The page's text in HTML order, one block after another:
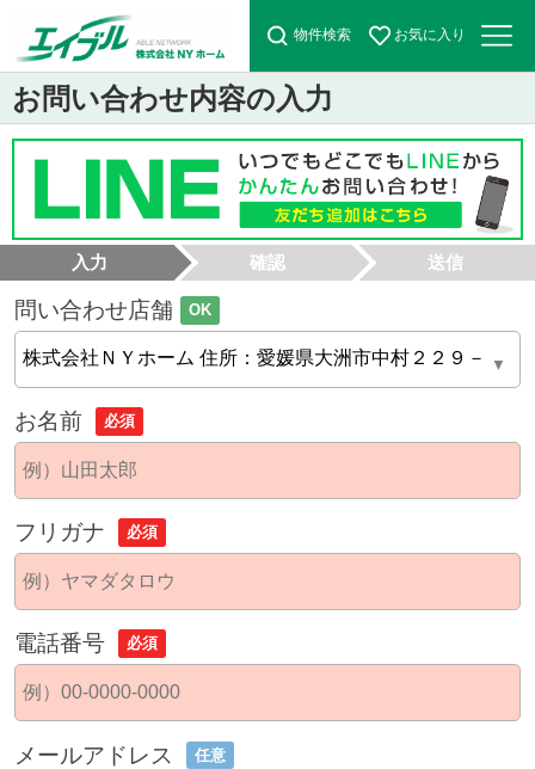
物件検索 お気に入り
お問い合わせ内容の入力
入力 確認 送信
問い合わせ店舗 OK
お名前 必須
フリガナ 必須
電話番号 必須
メールアドレス 任意